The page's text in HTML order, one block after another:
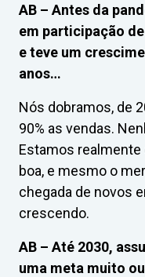
AB – Antes da
em participação
e teve um
anos…
Nós dobramos, de
90% as vendas.
Estamos
boa, e mesmo o
chegada de novos
crescendo.
AB – Até 2030,
uma meta muito